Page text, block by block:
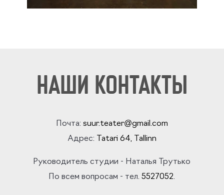
НАШИ КОНТАКТЫ
Почта: suur.teater@gmail.com
Адрес: Tatari 64, Tallinn
Руководитель студии - Наталья Трутько
По всем вопросам - тел.5527052.